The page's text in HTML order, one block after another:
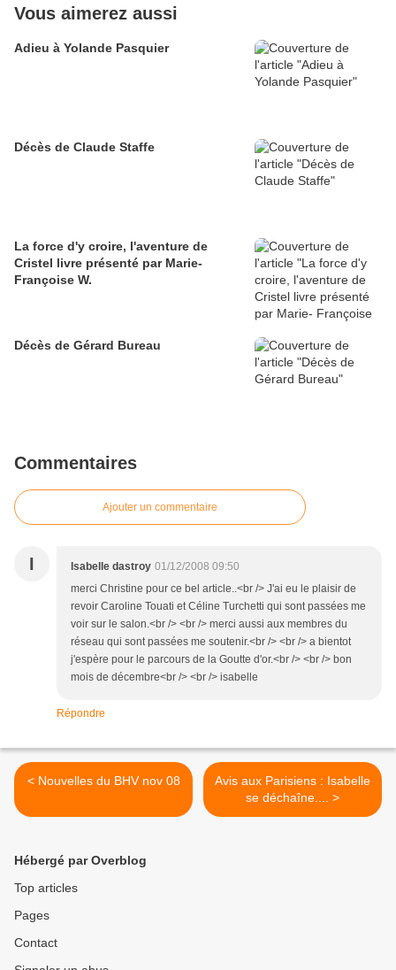
Vous aimerez aussi
Adieu à Yolande Pasquier
Décès de Claude Staffe
La force d'y croire, l'aventure de
Cristel livre présenté par Marie-
Françoise W.
Décès de Gérard Bureau
Commentaires
Ajouter un commentaire
I Isabelle dastroy 01/12/2008 09:50
merci Christine pour ce bel article..<br /> J'ai eu le plaisir de
revoir Caroline Touati et Céline Turchetti qui sont passées me
voir sur le salon.<br /> <br /> merci aussi aux membres du
réseau qui sont passées me soutenir.<br /> <br /> a bientot
j'espère pour le parcours de la Goutte d'or.<br /> <br /> bon
mois de décembre<br /> <br /> isabelle
Répondre
< Nouvelles du BHV nov 08
Avis aux Parisiens : Isabelle
se déchaîne.... >
Hébergé par Overblog
Top articles
Pages
Contact